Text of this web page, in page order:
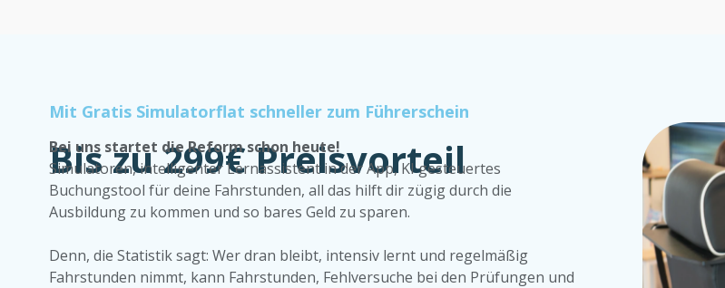
Mit Gratis Simulatorflat schneller zum Führerschein
Bis zu 299€ Preisvorteil
Bei uns startet die Reform schon heute!
Simulatoren, intelligenter Lernassistent in der App, KI gesteuertes
Buchungstool für deine Fahrstunden, all das hilft dir zügig durch die
Ausbildung zu kommen und so bares Geld zu sparen.
Denn, die Statistik sagt: Wer dran bleibt, intensiv lernt und regelmäßig
Fahrstunden nimmt, kann Fahrstunden, Fehlversuche bei den Prüfungen und